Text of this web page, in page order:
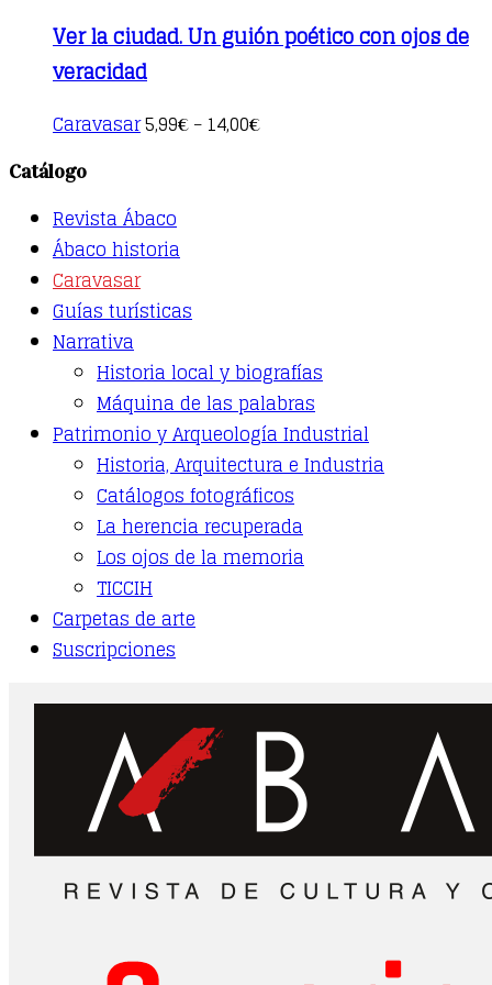
Ver la ciudad. Un guión poético con ojos de
veracidad
Caravasar This
product
The
options
may
chosen
on
product
5,99€ – 14,00€
Catálogo
Revista Ábaco
Ábaco historia
Caravasar
Guías turísticas
Narrativa
Historia local y biografías
Máquina de las palabras
Patrimonio y Arqueología Industrial
Historia, Arquitectura e Industria
Catálogos fotográficos
La herencia recuperada
Los ojos de la memoria
TICCIH
Carpetas de arte
Suscripciones